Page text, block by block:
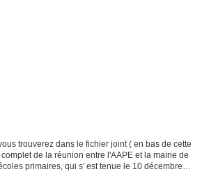
trouverez dans le fichier joint ( en bas de cette
de la réunion entre l'AAPE et la mairie de
primaires, qui s' est tenue le 10 décembre